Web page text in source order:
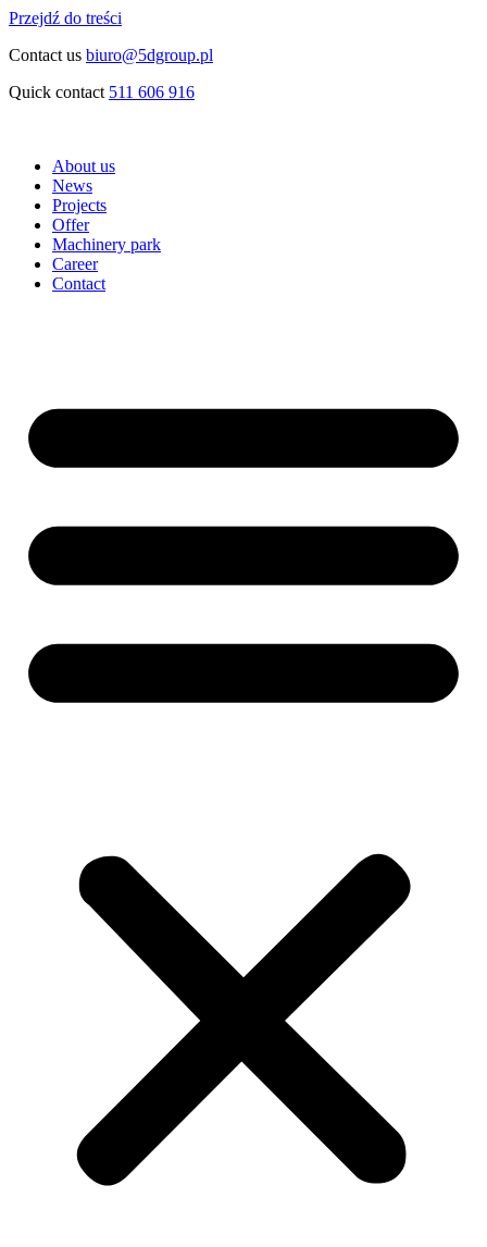
Przejdź do treści
Contact us biuro@5dgroup.pl
Quick contact 511 606 916
About us
News
Projects
Offer
Machinery park
Career
Contact